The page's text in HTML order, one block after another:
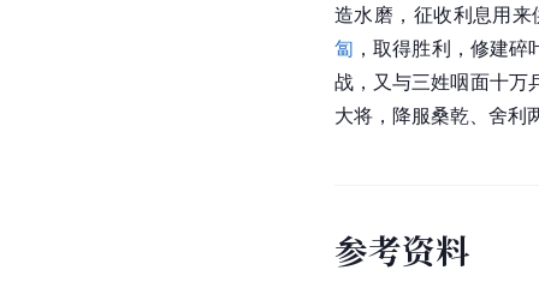
造水磨，征收利息用
匐 ，取得胜利，修建
战，又与三姓咽面十万
大将，降服桑乾、舍利
参考资料